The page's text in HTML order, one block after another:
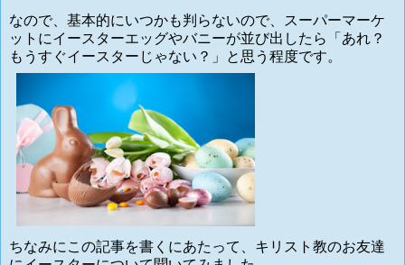
なので、基本的にいつかも判らないので、スーパーマーケ
ットにイースターエッグやバニーが並び出したら「あれ？
もうすぐイースターじゃない？」と思う程度です。
ちなみにこの記事を書くにあたって、キリスト教のお友達